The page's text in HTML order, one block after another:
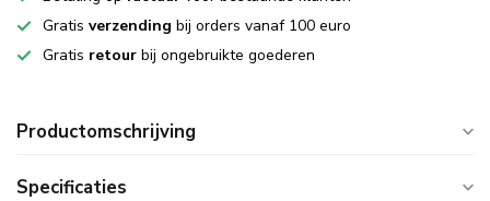
Gratis verzending bij orders vanaf 100 euro
Gratis retour bij ongebruikte goederen
Productomschrijving
Specificaties